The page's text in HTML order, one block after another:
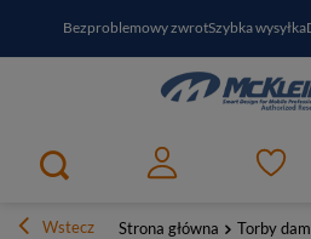
Bezproblemowy zwrotSzybka wysyłka
PayPo - kup i zapłać za30 dniZapisz się
Wstecz Strona główna Torby